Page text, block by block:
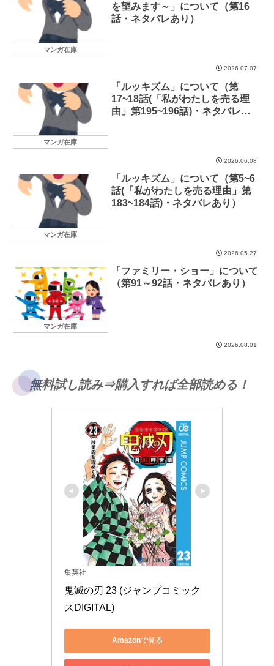
マンガ在庫
を望みます～」について（第16
話・ネタバレあり）
2026.07.07
マンガ在庫
「ルッキズム」について（第
17~18話(「私がわたしを売る理
由」第195~196話)・ネタバレあ
2026.06.08
マンガ在庫
「ルッキズム」について（第5~6
話(「私がわたしを売る理由」第
183~184話)・ネタバレあり）
2026.05.27
マンガ在庫
「ファミリー・ショー」について
（第91～92話・ネタバレあり）
2026.08.01
無料試し読み⇒購入すれば全部読める！
集英社
鬼滅の刃 23 (ジャンプコミック
スDIGITAL)
Amazonで見る